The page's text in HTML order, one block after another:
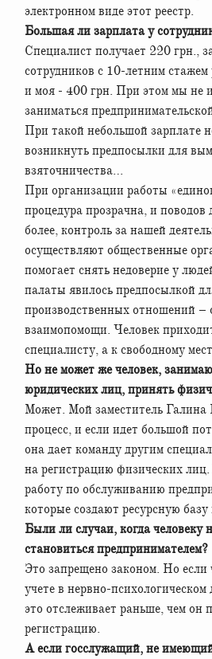
электронном виде этот реестр.
Большая ли зарплата у
Специалист получает 220 грн.,
сотрудников с 10-летним
и моя - 400 грн. При этом мы не
заниматься
При такой небольшой зарплате
возникнуть предпосылки для
взяточничества…
При организации работы
процедура прозрачна, и поводов
более, контроль за нашей
осуществляют общественные
помогает снять недоверие у
палаты явилось предпосылкой
производственных отношений –
взаимопомощи. Человек
специалисту, а к свободному
Но не может же человек,
юридических лиц, принять
Может. Мой заместитель Галина
процесс, и если идет большой
она дает команду другим
на регистрацию физических
работу по обслуживанию
которые создают ресурсную
Были ли случаи, когда человеку
становиться предпринимателем?
Это запрещено законом. Но если
учете в нервно-
это отслеживает раньше, чем он
регистрацию.
А если госслужащий, не